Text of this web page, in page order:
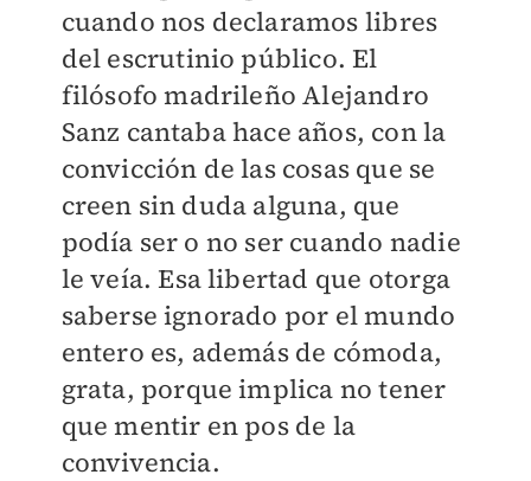
cuando nos declaramos libres
del escrutinio público. El
filósofo madrileño Alejandro
Sanz cantaba hace años, con la
convicción de las cosas que se
creen sin duda alguna, que
podía ser o no ser cuando nadie
le veía. Esa libertad que otorga
saberse ignorado por el mundo
entero es, además de cómoda,
grata, porque implica no tener
que mentir en pos de la
convivencia.